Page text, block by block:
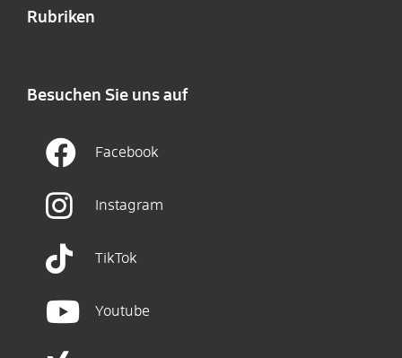
Rubriken
Besuchen Sie uns auf
Facebook
Instagram
TikTok
Youtube